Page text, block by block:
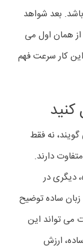
بعد شواهد
از همان اول می
کار سرعت فهم
نه فقط
دارند.
دیگری در
ساده توضیح
می تواند این
ارزش